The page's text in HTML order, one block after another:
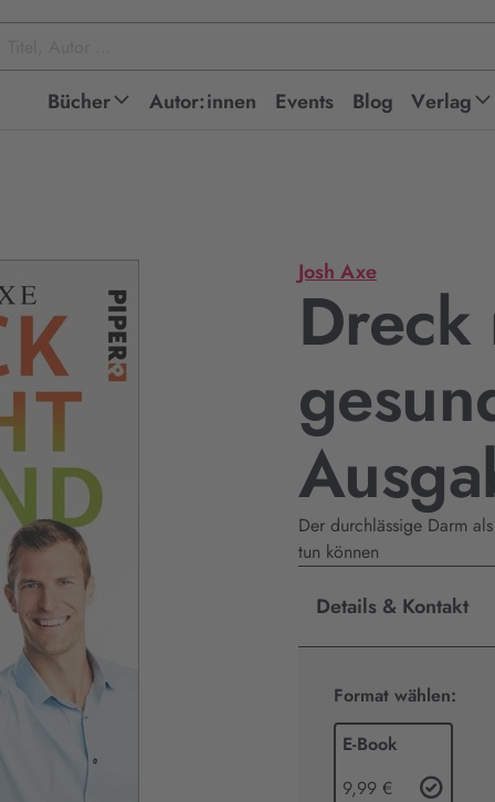
Bücher Autor:innen Events Blog Verlag
Josh Axe
Dreck
Der durchlässige Darm
tun können
Details & Kontakt
Format wählen:
E-Book
9,99 €